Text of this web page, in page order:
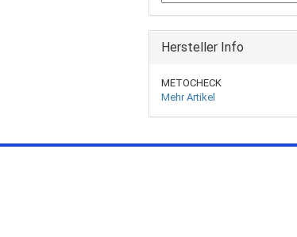
Hersteller Info
METOCHECK
Mehr Artikel